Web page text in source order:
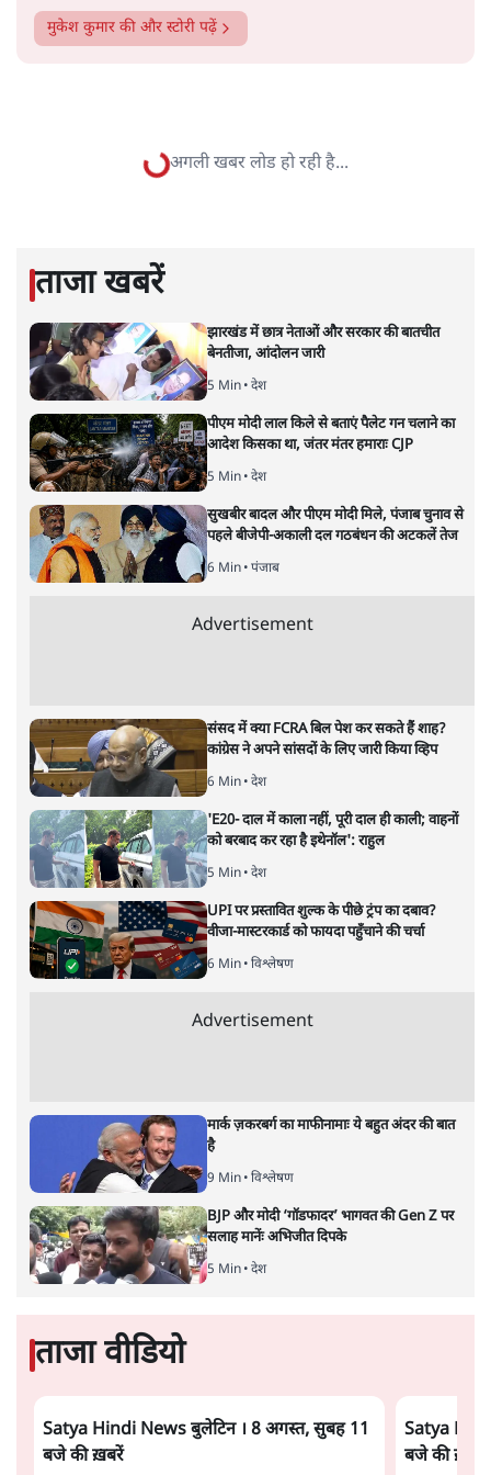
लेखक सत्यहिंदी के संपादक हैं।
मुकेश कुमारकी और स्टोरी पढ़ें
अगली खबर लोड हो रही है...
ताजा खबरें
झारखंड में छात्र नेताओं और सरकार की बातचीत
पीएम मोदी लाल किले से बताएं पैलेट गन चलाने का
आदेश किसका था, जंतर मंतर हमाराः CJP
5 Min• देश
सुखबीर बादल और पीएम मोदी मिले, पंजाब चुनाव से
पहले बीजेपी-अकाली दल गठबंधन की अटकलें तेज
6 Min• पंजाब
Advertisement
संसद में क्या FCRA बिल पेश कर सकते हैं शाह?
'E20- दाल में काला नहीं, पूरी दाल ही काली; वाहनों
को बरबाद कर रहा है इथेनॉल': राहुल
5 Min• देश
UPI पर प्रस्तावित शुल्क के पीछे ट्रंप का दबाव?
वीजा-मास्टरकार्ड को फायदा पहुँचाने की चर्चा
6 Min• विश्लेषण
मार्क ज़करबर्ग का माफीनामाः ये बहुत अंदर की बात